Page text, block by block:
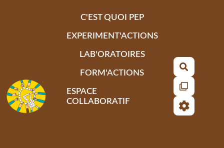
C'EST QUOI PEP
EXPERIMENT'ACTIONS
LAB'ORATOIRES
FORM'ACTIONS
ESPACE
COLLABORATIF